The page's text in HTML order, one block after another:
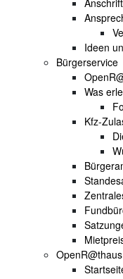
Ideen
Bürgerservice
Was
Kfz-
OpenR@thaus